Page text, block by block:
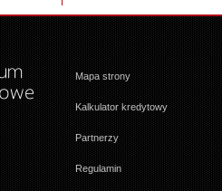
Mapa strony
Kalkulator kredytowy
Partnerzy
Regulamin